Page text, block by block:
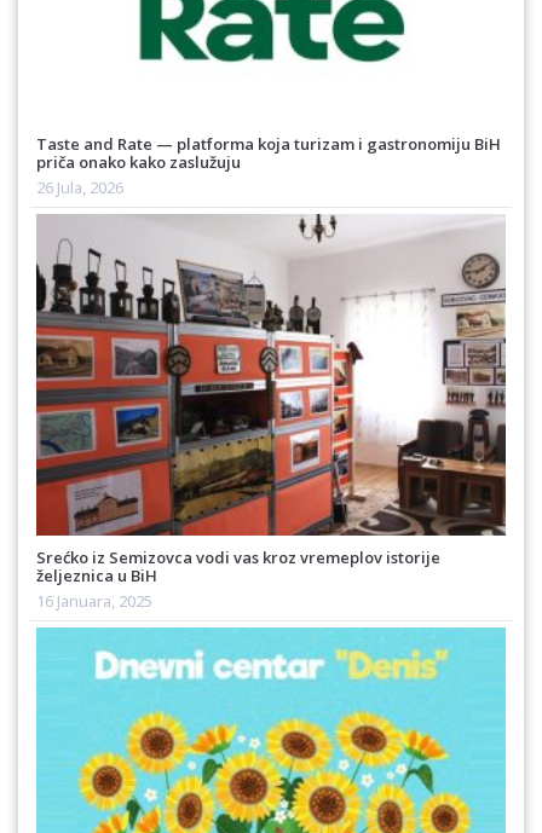
Taste and Rate — platforma koja turizam i gastronomiju BiH
priča onako kako zaslužuju
26 Jula, 2026
Srećko iz Semizovca vodi vas kroz vremeplov istorije
željeznica u BiH
16 Januara, 2025